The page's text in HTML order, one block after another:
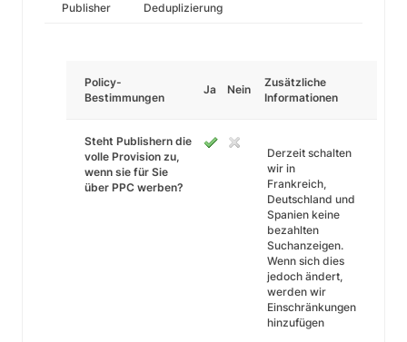
Publisher Deduplizierung
Policy-
Bestimmungen
Ja Nein
Zusätzliche
Informationen
Steht Publishern die
volle Provision zu,
wenn sie für Sie
über PPC werben?
Derzeit schalten
wir in
Frankreich,
Deutschland und
Spanien keine
bezahlten
Suchanzeigen.
Wenn sich dies
jedoch ändert,
werden wir
Einschränkungen
hinzufügen